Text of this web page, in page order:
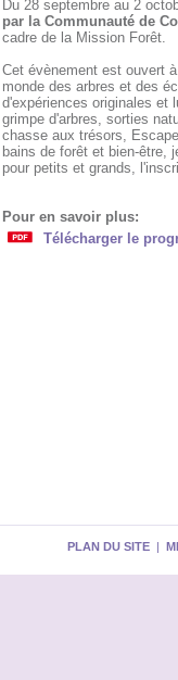
Du 28 septembre au 2
par la Communauté de
cadre de la Mission Forêt.
Cet évènement est ouvert
monde des arbres et des
d'expériences originales et
grimpe d'arbres, sorties
chasse aux trésors,
bains de forêt et bien-être,
pour petits et grands,
Pour en savoir plus:
Télécharger le
PLAN DU SITE |